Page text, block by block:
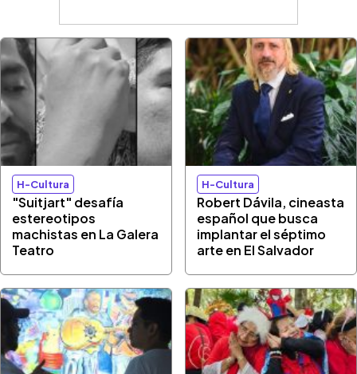
H-Cultura
"Suitjart" desafía
estereotipos
machistas en La Galera
Teatro
H-Cultura
Robert Dávila, cineasta
español que busca
implantar el séptimo
arte en El Salvador